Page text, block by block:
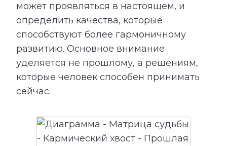
может проявляться в настоящем, и
определить качества, которые
способствуют более гармоничному
развитию. Основное внимание
уделяется не прошлому, а решениям,
которые человек способен принимать
сейчас.